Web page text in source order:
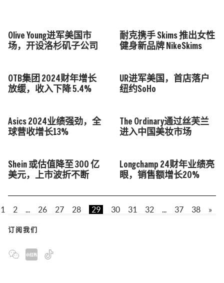
Olive Young进军美国市
场，开设洛杉矶子公司
耐克携手 Skims 推出女性
健身新品牌 NikeSkims
OTB集团 2024财年增长
放缓，收入下降 5.4%
UR进军美国，首店落户
纽约SoHo
Asics 2024业绩强劲，全
球营收增长13%
The Ordinary通过丝芙兰
进入中国美妆市场
Shein 或估值降至 300 亿
美元，上市波折不断
Longchamp 24财年业绩亮
眼，销售额增长20%
1 2 ... 26 27 28 29 30 31 32 ... 37 38 »
订阅我们